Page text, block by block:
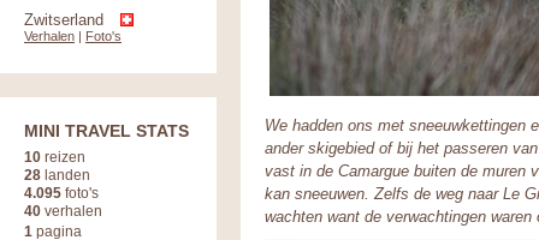
We hadden ons met sneeuwkettingen
ander skigebied of bij het passeren
vast in de Camargue buiten de muren
kan sneeuwen. Zelfs de weg naar Le
wachten want de verwachtingen
Zwitserland
Verhalen | Foto's
MINI TRAVEL STATS
10 reizen
28 landen
4.095 foto's
40 verhalen
1 pagina